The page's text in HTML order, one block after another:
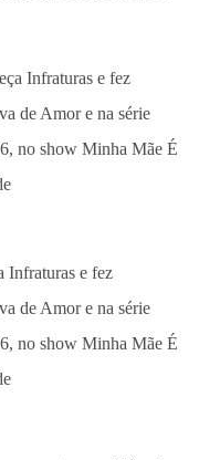
Infraturas e fez
de Amor e na série
no show Minha Mãe É